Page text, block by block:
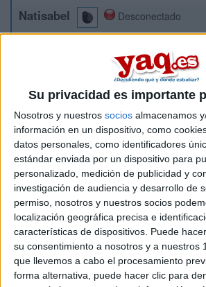
Su privacidad es importante
Nosotros y nuestros socios almacenamos
información en un dispositivo, como
datos personales, como identificadores
estándar enviada por un dispositivo para
personalizado, medición de publicidad y
investigación de audiencia y desarrollo de
permiso, nosotros y nuestros socios
localización geográfica precisa e
características de dispositivos. Puede
su consentimiento a nosotros y a nuestros
que llevemos a cabo el procesamiento
forma alternativa, puede hacer clic para
Natisabel
Desconectado
intercambio por un semestre en la
me gustaria saber si alguien ha estudiado
universidad y que me relate como le fue la
Gracias.
Inicio
Etiquetas: La pregunta del millón